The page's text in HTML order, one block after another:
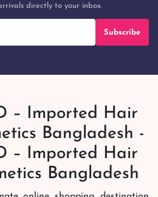
directly to your inbox.
Subscribe
– Imported Hair
Bangladesh -
– Imported Hair
Bangladesh